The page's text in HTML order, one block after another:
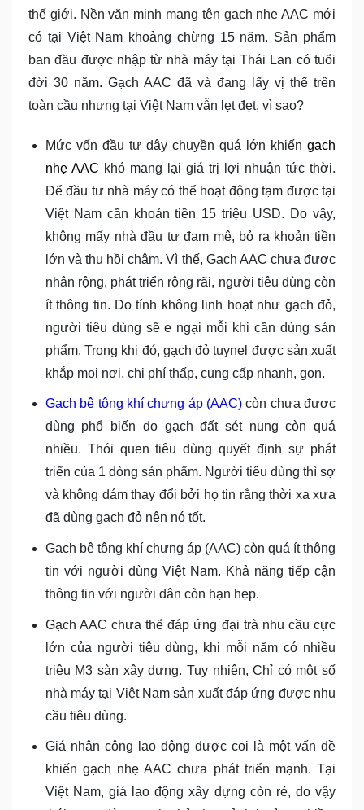
thế giới. Nền văn minh mang tên gạch nhẹ AAC mới
có tại Việt Nam khoảng chừng 15 năm. Sản phẩm
ban đầu được nhập từ nhà máy tại Thái Lan có tuổi
đời 30 năm. Gạch AAC đã và đang lấy vị thế trên
toàn cầu nhưng tại Việt Nam vẫn lẹt đẹt, vì sao?
Mức vốn đầu tư dây chuyền quá lớn khiến gạch
nhẹ AAC khó mang lại giá trị lợi nhuận tức thời.
Để đầu tư nhà máy có thể hoạt động tạm được tại
Việt Nam cần khoản tiền 15 triệu USD. Do vậy,
không mấy nhà đầu tư đam mê, bỏ ra khoản tiền
lớn và thu hồi chậm. Vì thế, Gạch AAC chưa được
nhân rộng, phát triển rộng rãi, người tiêu dùng còn
ít thông tin. Do tính không linh hoạt như gạch đỏ,
người tiêu dùng sẽ e ngại mỗi khi cần dùng sản
phẩm. Trong khi đó, gạch đỏ tuynel được sản xuất
khắp mọi nơi, chi phí thấp, cung cấp nhanh, gọn.
Gạch bê tông khí chưng áp (AAC)còn chưa được
dùng phổ biến do gạch đất sét nung còn quá
nhiều. Thói quen tiêu dùng quyết định sự phát
triển của 1 dòng sản phẩm. Người tiêu dùng thì sợ
và không dám thay đổi bởi họ tin rằng thời xa xưa
đã dùng gạch đỏ nên nó tốt.
Gạch bê tông khí chưng áp (AAC) còn quá ít thông
tin với người dùng Việt Nam. Khả năng tiếp cận
thông tin với người dân còn hạn hẹp.
Gạch AAC chưa thể đáp ứng đại trà nhu cầu cực
lớn của người tiêu dùng, khi mỗi năm có nhiều
triệu M3 sàn xây dựng. Tuy nhiên, Chỉ có một số
nhà máy tại Việt Nam sản xuất đáp ứng được nhu
cầu tiêu dùng.
Giá nhân công lao động được coi là một vấn đề
khiến gạch nhẹ AAC chưa phát triển mạnh. Tại
Việt Nam, giá lao động xây dựng còn rẻ, do vậy